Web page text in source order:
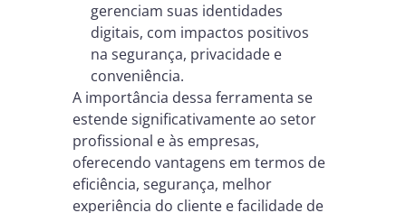
gerenciam suas identidades
digitais, com impactos positivos
na segurança, privacidade e
conveniência.
A importância dessa ferramenta se
estende significativamente ao setor
profissional e às empresas,
oferecendo vantagens em termos de
eficiência, segurança, melhor
experiência do cliente e facilidade de